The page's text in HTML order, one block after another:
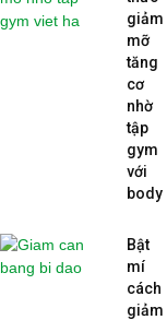
giảm
mỡ
tăng
cơ
nhờ
tập
gym
với
body...
Bật
mí
cách
giảm